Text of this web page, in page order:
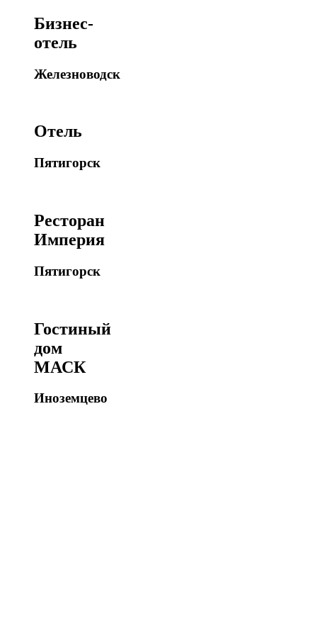
Бизнес-
отель
Железноводск
Отель
Пятигорск
Ресторан
Империя
Пятигорск
Гостиный
дом
МАСК
Иноземцево